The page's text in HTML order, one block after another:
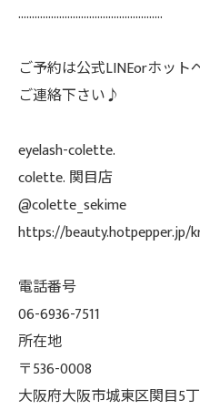
.....................................................
ご予約は公式LINEorホッ
ご連絡下さい♪
eyelash-colette.
colette. 関目店
@colette_sekime
https://beauty.hotpepper.jp/
電話番号
06-6936-7511
所在地
〒536-0008
大阪府大阪市城東区関目5